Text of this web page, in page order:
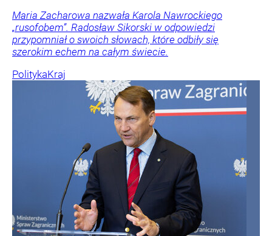
Maria Zacharowa nazwała Karola Nawrockiego
„rusofobem”. Radosław Sikorski w odpowiedzi
przypomniał o swoich słowach, które odbiły się
szerokim echem na całym świecie.
PolitykaKraj